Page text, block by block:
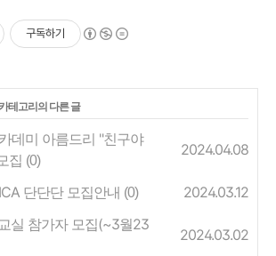
구독하기
테고리의 다른 글
데미 아름드리 "친구야
집 (0)
2024.04.08
단단단 모집안내 (0)
2024.03.12
실 참가자 모집(~3월23
2024.03.02